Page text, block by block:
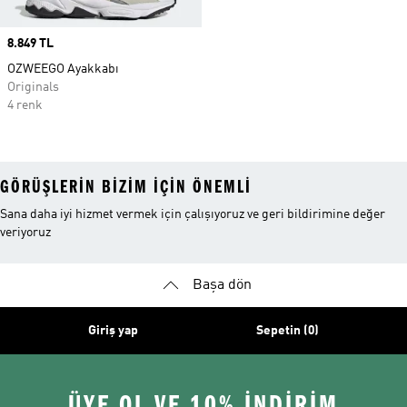
Price
8.849 TL
OZWEEGO Ayakkabı
Originals
4 renk
GÖRÜŞLERIN BIZIM IÇIN ÖNEMLI
Sana daha iyi hizmet vermek için çalışıyoruz ve geri bildirimine değer
veriyoruz
Başa dön
Giriş yap Sepetin (0)